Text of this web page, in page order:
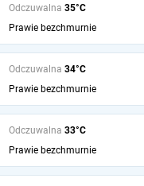
Odczuwalna 35°C
Prawie bezchmurnie
Odczuwalna 34°C
Prawie bezchmurnie
Odczuwalna 33°C
Prawie bezchmurnie